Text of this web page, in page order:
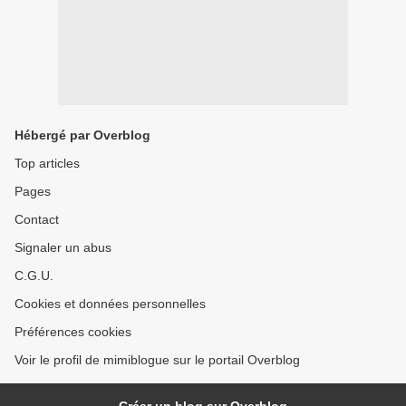
Hébergé par Overblog
Top articles
Pages
Contact
Signaler un abus
C.G.U.
Cookies et données personnelles
Préférences cookies
Voir le profil de mimiblogue sur le portail Overblog